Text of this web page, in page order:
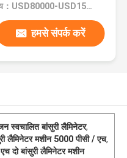
मूल्य：USD80000-USD150000
हमसे संपर्क करें
स्वचालित बांसुरी लैमिनेटर,
लैमिनेटर मशीन 5000 पीसी / एच,
दो बांसुरी लैमिनेटर मशीन